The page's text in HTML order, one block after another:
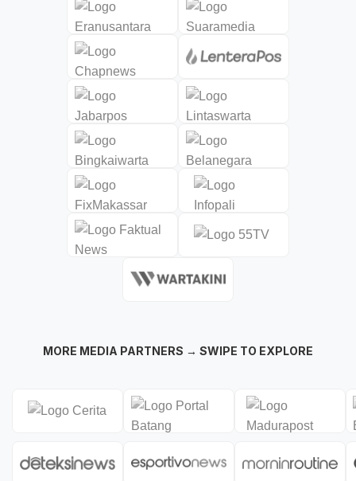
MORE MEDIA PARTNERS → SWIPE TO EXPLORE